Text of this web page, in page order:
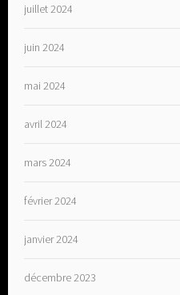
juillet 2024
juin 2024
mai 2024
avril 2024
mars 2024
février 2024
janvier 2024
décembre 2023